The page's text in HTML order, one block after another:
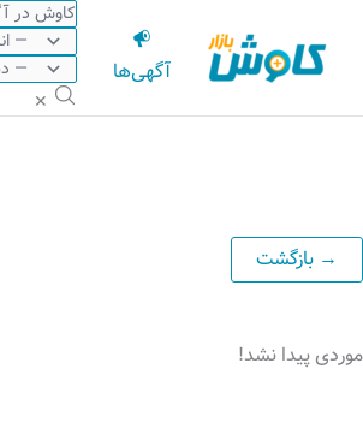
محتوا
آگهی‌ها
✕
موردی پیدا نشد!